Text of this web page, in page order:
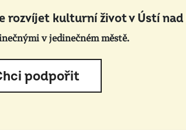
rozvíjet kulturní život v Ústí nad
v jedinečném městě.
podpořit